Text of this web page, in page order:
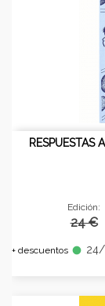
RESPUESTAS
Edición:
24 €
+ descuentos fiber_manual_record 24/